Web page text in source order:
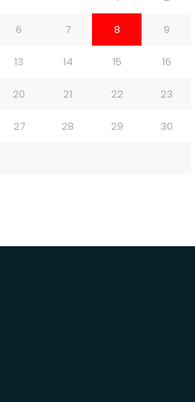
6 7 8 9
13 14 15 16
20 21 22 23
27 28 29 30